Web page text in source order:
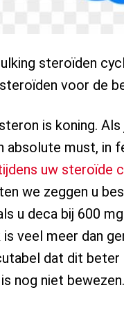
steroïden
voor de
is koning.
absolute must,
uw steroïde
we zeggen u
u deca bij 600
veel meer dan
dat dit beter
nog niet bewezen.